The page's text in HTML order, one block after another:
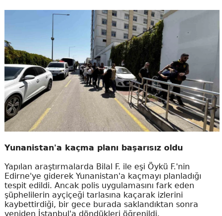
Yunanistan'a kaçma planı başarısız oldu
Yapılan araştırmalarda Bilal F. ile eşi Öykü F.'nin
Edirne'ye giderek Yunanistan'a kaçmayı planladığı
tespit edildi. Ancak polis uygulamasını fark eden
şüphelilerin ayçiçeği tarlasına kaçarak izlerini
kaybettirdiği, bir gece burada saklandıktan sonra
yeniden İstanbul'a döndükleri öğrenildi.